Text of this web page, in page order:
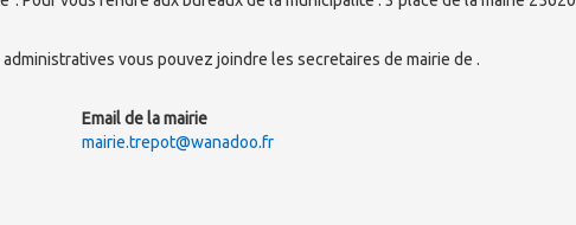
vous pouvez joindre les secretaires de mairie de .
Email de la mairie
mairie.trepot@wanadoo.fr